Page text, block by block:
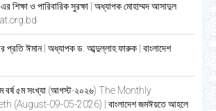
শিক্ষা ও পারিবারিক সুরক্ষা | অধ্যাপক মোহাম্মদ আসাদুল
প্রতি ঈমান | অধ্যাপক ড. আব্দুল্লাহ ফারুক | বাংলাদেশ
৯ম বর্ষ ৫ম সংখ্যা (আগস্ট-২০২৬) The Monthly
(August-09-05-2026) | বাংলাদেশ জমঈয়তে আহলে